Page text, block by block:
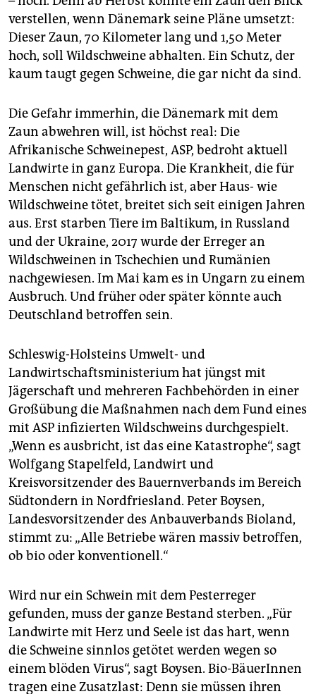
verstellen, wenn Dänemark seine Pläne umsetzt:
Dieser Zaun, 70 Kilometer lang und 1,50 Meter
hoch, soll Wildschweine abhalten. Ein Schutz, der
kaum taugt gegen Schweine, die gar nicht da sind.
Die Gefahr immerhin, die Dänemark mit dem
Zaun abwehren will, ist höchst real: Die
Afrikanische Schweinepest, ASP, bedroht aktuell
Landwirte in ganz Europa. Die Krankheit, die für
Menschen nicht gefährlich ist, aber Haus- wie
Wildschweine tötet, breitet sich seit einigen Jahren
aus. Erst starben Tiere im Baltikum, in Russland
und der Ukraine, 2017 wurde der Erreger an
Wildschweinen in Tschechien und Rumänien
nachgewiesen. Im Mai kam es in Ungarn zu einem
Ausbruch. Und früher oder später könnte auch
Deutschland betroffen sein.
Schleswig-Holsteins Umwelt- und
Landwirtschaftsministerium hat jüngst mit
Jägerschaft und mehreren Fachbehörden in einer
Großübung die Maßnahmen nach dem Fund eines
mit ASP infizierten Wildschweins durchgespielt.
„Wenn es ausbricht, ist das eine Katastrophe“, sagt
Wolfgang Stapelfeld, Landwirt und
Kreisvorsitzender des Bauernverbands im Bereich
Südtondern in Nordfriesland. Peter Boysen,
Landesvorsitzender des Anbauverbands Bioland,
stimmt zu: „Alle Betriebe wären massiv betroffen,
ob bio oder konventionell.“
Wird nur ein Schwein mit dem Pesterreger
gefunden, muss der ganze Bestand sterben. „Für
Landwirte mit Herz und Seele ist das hart, wenn
die Schweine sinnlos getötet werden wegen so
einem blöden Virus“, sagt Boysen. Bio-BäuerInnen
tragen eine Zusatzlast: Denn sie müssen ihren